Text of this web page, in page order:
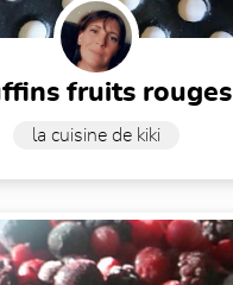
fruits rouges
la cuisine de kiki